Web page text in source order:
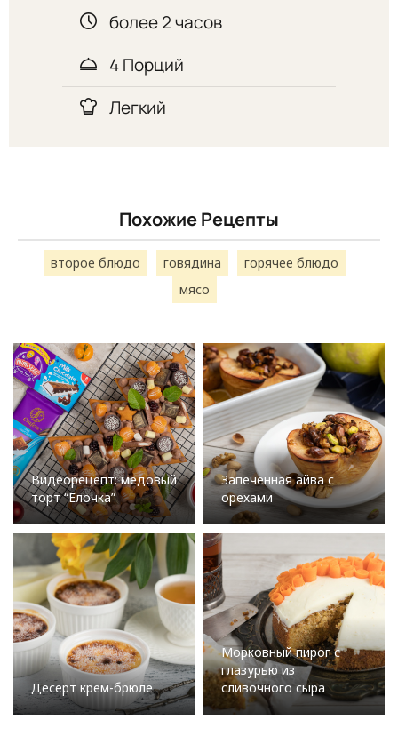
более 2 часов
4 Порций
Легкий
Похожие Рецепты
второе блюдо говядина
горячее блюдо
мясо
Видеорецепт: медовый
торт “Елочка”
Запеченная айва с
орехами
Десерт крем-брюле
Морковный пирог с
глазурью из
сливочного сыра